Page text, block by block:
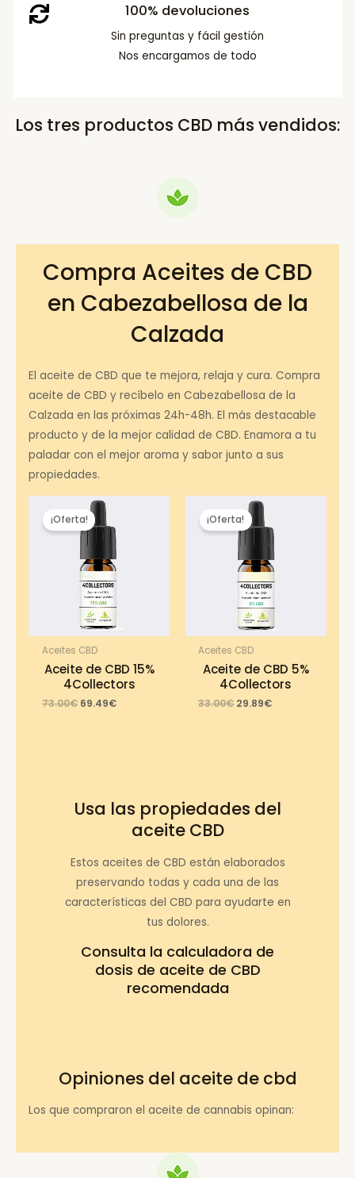
100% devoluciones
Sin preguntas y fácil gestión
Nos encargamos de todo
Los tres productos CBD más vendidos:
Compra Aceites de CBD
en Cabezabellosa de la
Calzada
El aceite de CBD que te mejora, relaja y cura. Compra
aceite de CBD y recíbelo en Cabezabellosa de la
Calzada en las próximas 24h-48h. El más destacable
producto y de la mejor calidad de CBD. Enamora a tu
paladar con el mejor aroma y sabor junto a sus
propiedades.
¡Oferta!
Aceites CBD
Aceite de CBD 15%
4Collectors
73.00€ Original
69.49€Current
¡Oferta!
Aceites CBD
Aceite de CBD 5%
4Collectors
33.00€ Original
29.89€Current
Usa las propiedades del
aceite CBD
Estos aceites de CBD están elaborados
preservando todas y cada una de las
características del CBD para ayudarte en
tus dolores.
Consulta la calculadora de
dosis de aceite de CBD
recomendada
Opiniones del aceite de cbd
Los que compraron el aceite de cannabis opinan: